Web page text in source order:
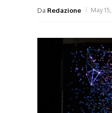
Da Redazione May